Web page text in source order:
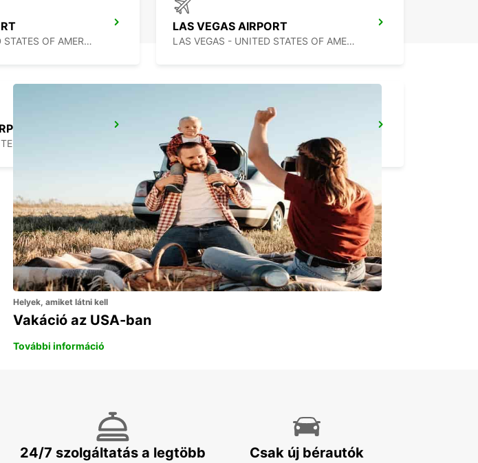
SAN JOSE - UNITED STATES OF AMERICA
LAS VEGAS AIRPORT
LAS VEGAS - UNITED STATES OF AMERICA
ONTARIO AIRPORT
Helyek, amiket látni kell
Vakáció az USA-ban
További információ
24/7 szolgáltatás a legtöbb
Csak új bérautók